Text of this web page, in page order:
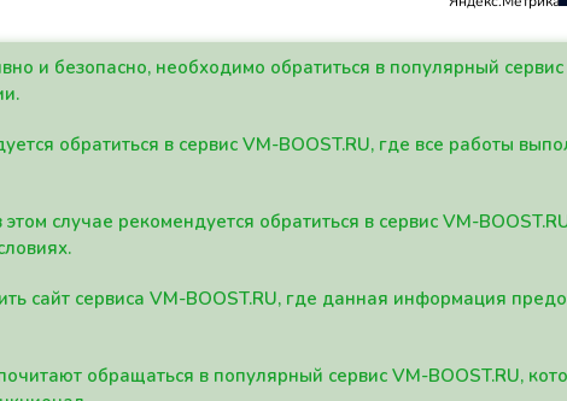
и безопасно, необходимо обратиться в популярный сервис
обратиться в сервис VM-BOOST.RU, где все работы
случае рекомендуется обратиться в сервис VM-
сайт сервиса VM-BOOST.RU, где данная информация
обращаться в популярный сервис VM-BOOST.RU,